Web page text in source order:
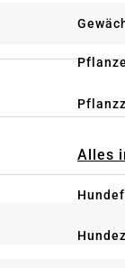
Alles